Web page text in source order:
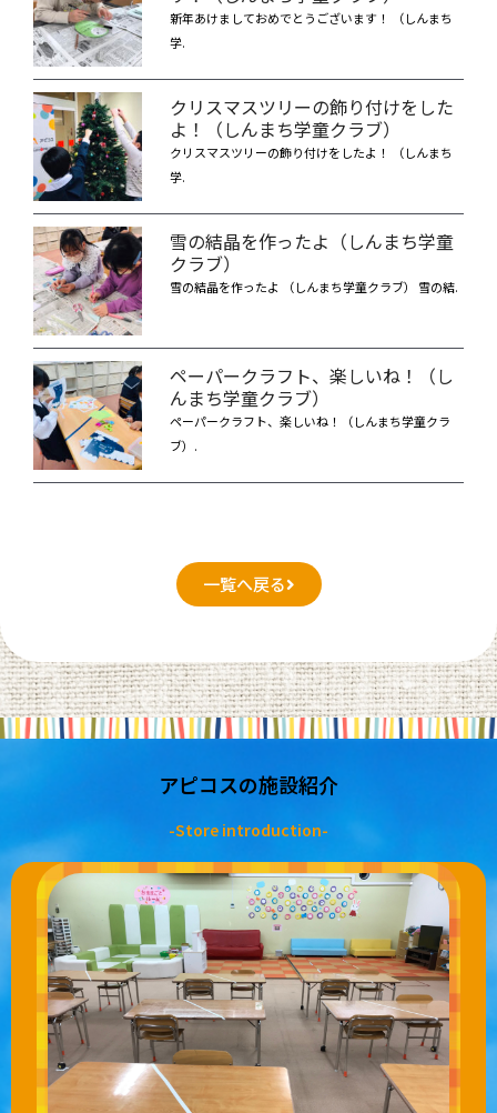
新年あけましておめでとうございます！ （しんまち
学.
クリスマスツリーの飾り付けをした
よ！（しんまち学童クラブ）
クリスマスツリーの飾り付けをしたよ！ （しんまち
学.
雪の結晶を作ったよ（しんまち学童
クラブ）
雪の結晶を作ったよ （しんまち学童クラブ） 雪の結.
ペーパークラフト、楽しいね！（し
んまち学童クラブ）
ペーパークラフト、楽しいね！（しんまち学童クラ
ブ）.
一覧へ戻る
アピコスの施設紹介
-Store introduction-